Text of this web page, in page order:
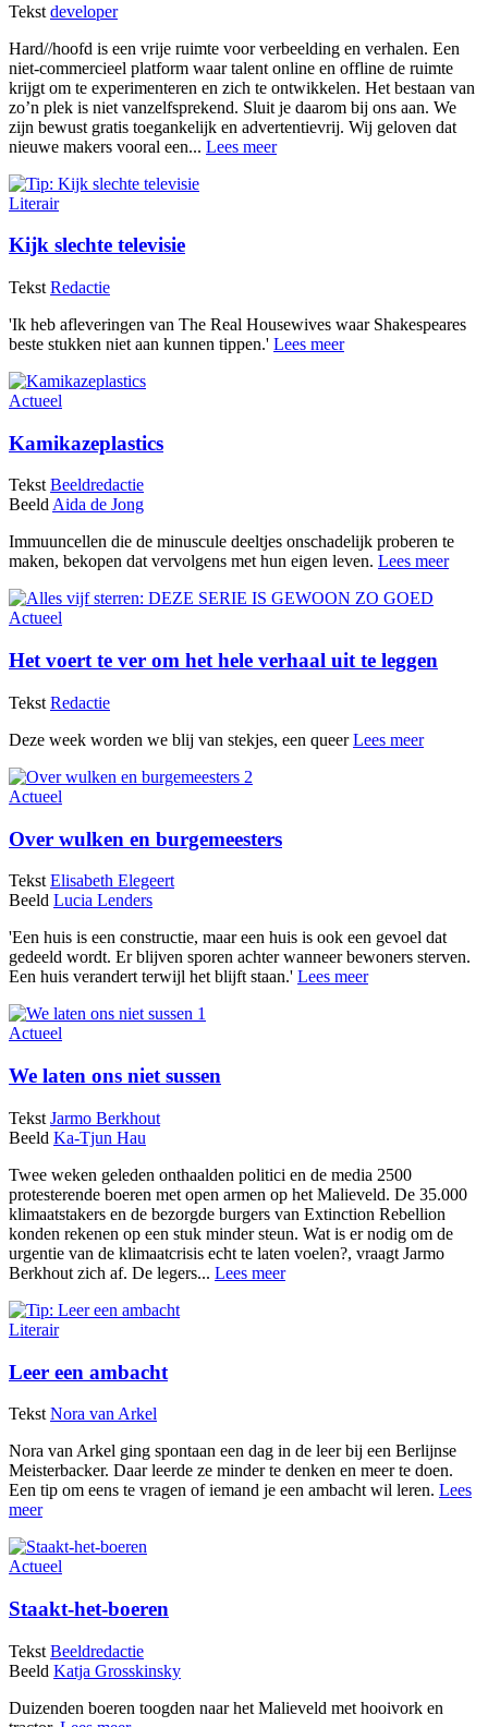
Tekst developer
Hard//hoofd is een vrije ruimte voor verbeelding en verhalen. Een
niet-commercieel platform waar talent online en offline de ruimte
krijgt om te experimenteren en zich te ontwikkelen. Het bestaan van
zo’n plek is niet vanzelfsprekend. Sluit je daarom bij ons aan. We
zijn bewust gratis toegankelijk en advertentievrij. Wij geloven dat
nieuwe makers vooral een... Lees meer
Literair
Kijk slechte televisie
Tekst Redactie
'Ik heb afleveringen van The Real Housewives waar Shakespeares
beste stukken niet aan kunnen tippen.' Lees meer
Actueel
Kamikazeplastics
Tekst Beeldredactie
BeeldAida de Jong
Immuuncellen die de minuscule deeltjes onschadelijk proberen te
maken, bekopen dat vervolgens met hun eigen leven. Lees meer
Actueel
Het voert te ver om het hele verhaal uit te leggen
Tekst Redactie
Deze week worden we blij van stekjes, een queerLees meer
Actueel
Over wulken en burgemeesters
Tekst Elisabeth Elegeert
Beeld Lucia Lenders
'Een huis is een constructie, maar een huis is ook een gevoel dat
gedeeld wordt. Er blijven sporen achter wanneer bewoners sterven.
Een huis verandert terwijl het blijft staan.' Lees meer
Actueel
We laten ons niet sussen
Tekst Jarmo Berkhout
Beeld Ka-Tjun Hau
Twee weken geleden onthaalden politici en de media 2500
protesterende boeren met open armen op het Malieveld. De 35.000
klimaatstakers en de bezorgde burgers van Extinction Rebellion
konden rekenen op een stuk minder steun. Wat is er nodig om de
urgentie van de klimaatcrisis echt te laten voelen?, vraagt Jarmo
Berkhout zich af. De legers... Lees meer
Literair
Leer een ambacht
Tekst Nora van Arkel
Nora van Arkel ging spontaan een dag in de leer bij een Berlijnse
Meisterbacker. Daar leerde ze minder te denken en meer te doen.
Een tip om eens te vragen of iemand je een ambacht wil leren. Lees
meer
Actueel
Staakt-het-boeren
Tekst Beeldredactie
Beeld Katja Grosskinsky
Duizenden boeren toogden naar het Malieveld met hooivork en